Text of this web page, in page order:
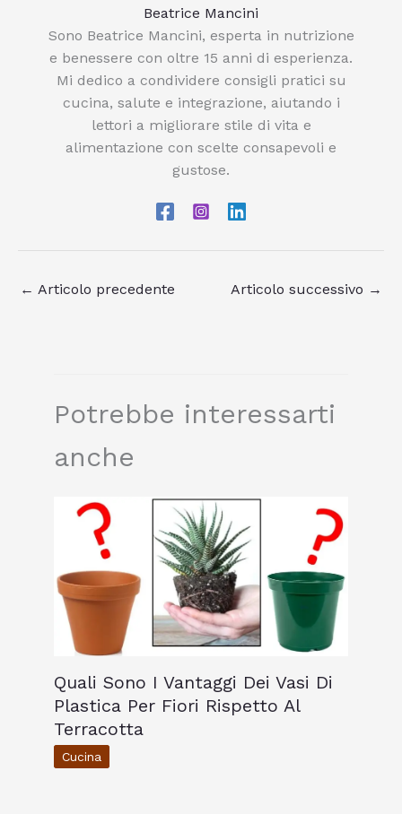
Beatrice Mancini
Sono Beatrice Mancini, esperta in nutrizione
e benessere con oltre 15 anni di esperienza.
Mi dedico a condividere consigli pratici su
cucina, salute e integrazione, aiutando i
lettori a migliorare stile di vita e
alimentazione con scelte consapevoli e
gustose.
← Articolo precedente Articolo successivo →
Potrebbe interessarti
anche
Quali Sono I Vantaggi Dei Vasi Di
Plastica Per Fiori Rispetto Al
Terracotta
Cucina